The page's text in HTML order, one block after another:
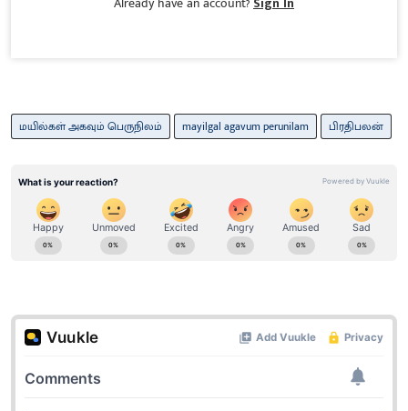
மயில்கள் அகவும் பெருநிலம் mayilgal agavum perunilam பிரதிபலன்